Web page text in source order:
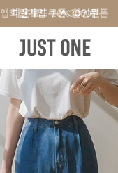
앱 다운로드 10% 할인쿠폰
회원가입 쿠폰 3000원
앱 다운로드 10% 할인쿠폰
회원가입 쿠폰 3000원
오늘출발 MADE . J